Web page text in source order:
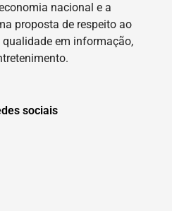
nacional e a
proposta de respeito ao
em informação,
sociais